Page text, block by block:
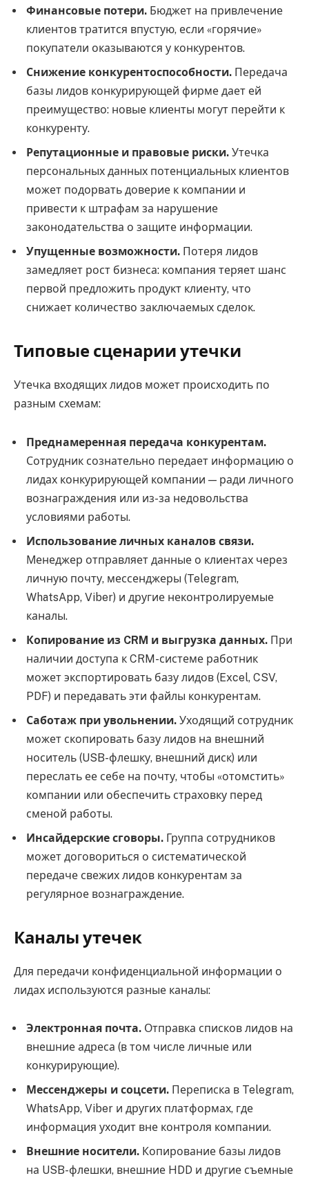
Финансовые потери. Бюджет на привлечение
клиентов тратится впустую, если «горячие»
покупатели оказываются у конкурентов.
Снижение конкурентоспособности. Передача
базы лидов конкурирующей фирме дает ей
преимущество: новые клиенты могут перейти к
конкуренту.
Репутационные и правовые риски. Утечка
персональных данных потенциальных клиентов
может подорвать доверие к компании и
привести к штрафам за нарушение
законодательства о защите информации.
Упущенные возможности. Потеря лидов
замедляет рост бизнеса: компания теряет шанс
первой предложить продукт клиенту, что
снижает количество заключаемых сделок.
Типовые сценарии утечки
Утечка входящих лидов может происходить по
разным схемам:
Преднамеренная передача конкурентам.
Сотрудник сознательно передает информацию о
лидах конкурирующей компании — ради личного
вознаграждения или из-за недовольства
условиями работы.
Использование личных каналов связи.
Менеджер отправляет данные о клиентах через
личную почту, мессенджеры (Telegram,
WhatsApp, Viber) и другие неконтролируемые
каналы.
Копирование из CRM и выгрузка данных. При
наличии доступа к CRM-системе работник
может экспортировать базу лидов (Excel, CSV,
PDF) и передавать эти файлы конкурентам.
Саботаж при увольнении. Уходящий сотрудник
может скопировать базу лидов на внешний
носитель (USB-флешку, внешний диск) или
переслать ее себе на почту, чтобы «отомстить»
компании или обеспечить страховку перед
сменой работы.
Инсайдерские сговоры. Группа сотрудников
может договориться о систематической
передаче свежих лидов конкурентам за
регулярное вознаграждение.
Каналы утечек
Для передачи конфиденциальной информации о
лидах используются разные каналы:
Электронная почта. Отправка списков лидов на
внешние адреса (в том числе личные или
конкурирующие).
Мессенджеры и соцсети. Переписка в Telegram,
WhatsApp, Viber и других платформах, где
информация уходит вне контроля компании.
Внешние носители. Копирование базы лидов
на USB-флешки, внешние HDD и другие съемные